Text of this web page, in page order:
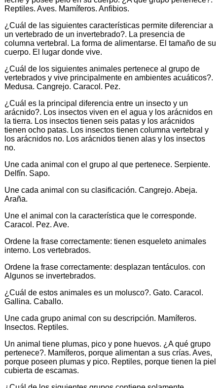
Reptiles. Aves. Mamíferos. Anfibios.
¿Cuál de las siguientes características permite diferenciar a
un vertebrado de un invertebrado?. La presencia de
columna vertebral. La forma de alimentarse. El tamaño de su
cuerpo. El lugar donde vive.
¿Cuál de los siguientes animales pertenece al grupo de
vertebrados y vive principalmente en ambientes acuáticos?.
Medusa. Cangrejo. Caracol. Pez.
¿Cuál es la principal diferencia entre un insecto y un
arácnido?. Los insectos viven en el agua y los arácnidos en
la tierra. Los insectos tienen seis patas y los arácnidos
tienen ocho patas. Los insectos tienen columna vertebral y
los arácnidos no. Los arácnidos tienen alas y los insectos
no.
Une cada animal con el grupo al que pertenece. Serpiente.
Delfín. Sapo.
Une cada animal con su clasificación. Cangrejo. Abeja.
Araña.
Une el animal con la característica que le corresponde.
Caracol. Pez. Ave.
Ordene la frase correctamente: tienen esqueleto animales
interno. Los vertebrados.
Ordene la frase correctamente: desplazan tentáculos. con
Algunos se invertebrados.
¿Cuál de estos animales es un molusco?. Gato. Caracol.
Gallina. Caballo.
Une cada grupo animal con su descripción. Mamíferos.
Insectos. Reptiles.
Un animal tiene plumas, pico y pone huevos. ¿A qué grupo
pertenece?. Mamíferos, porque alimentan a sus crías. Aves,
porque poseen plumas y pico. Reptiles, porque tienen la piel
cubierta de escamas.